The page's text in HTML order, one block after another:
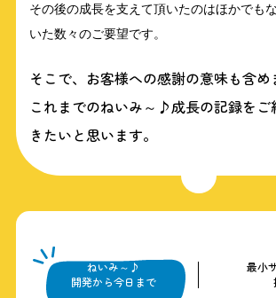
その後の成長を支えて頂いたのはほかでも
いた数々のご要望です。
そこで、お客様への感謝の意味も含め
これまでのねいみ～♪成長の記録をご
きたいと思います。
ねいみ～♪
開発から今日まで
最小